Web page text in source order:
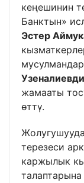
кеңешинин
Банктын»
Эстер
жамааты
өттү.
терезеси
каржылык